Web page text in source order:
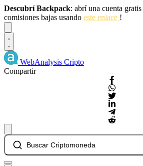
Descubrí Backpack: abrí una cuenta
comisiones bajas usando este enlace !
WebAnalysis Cripto
Compartir
Buscar Criptomoneda